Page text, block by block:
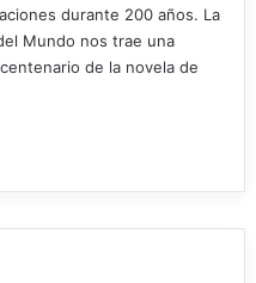
durante 200 años. La
Mundo nos trae una
de la novela de